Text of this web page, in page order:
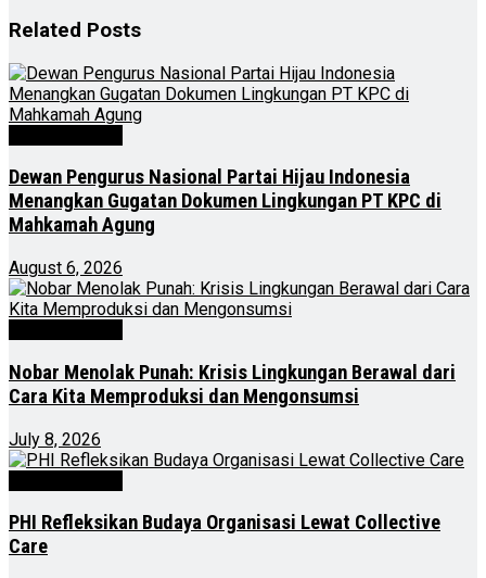
Related Posts
Dewan Pengurus Nasional Partai Hijau Indonesia
Menangkan Gugatan Dokumen Lingkungan PT KPC di
Mahkamah Agung
August 6, 2026
Nobar Menolak Punah: Krisis Lingkungan Berawal dari
Cara Kita Memproduksi dan Mengonsumsi
July 8, 2026
PHI Refleksikan Budaya Organisasi Lewat Collective
Care